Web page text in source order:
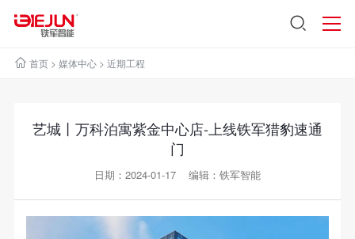
首页> 媒体中心> 近期工程
艺城丨万科泊寓紫金中心店-上线铁军猎豹速通
门
日期：2024-01-17 编辑：铁军智能